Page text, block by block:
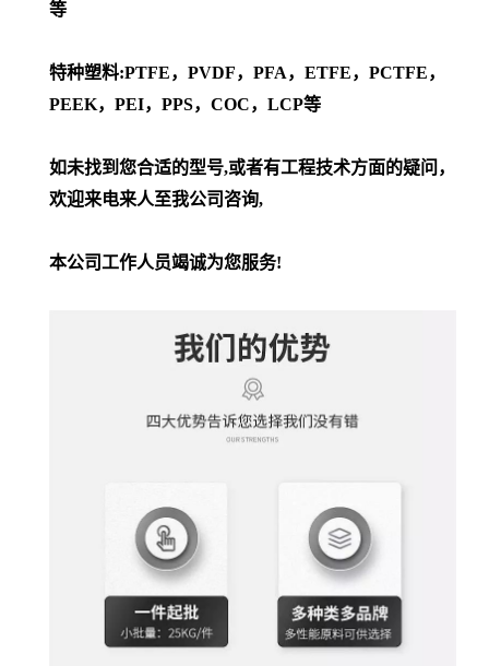
等
特种塑料:PTFE，PVDF，PFA，ETFE，PCTFE，
PEEK，PEI，PPS，COC，LCP等
如未找到您合适的型号,或者有工程技术方面的疑问，
欢迎来电来人至我公司咨询,
本公司工作人员竭诚为您服务!